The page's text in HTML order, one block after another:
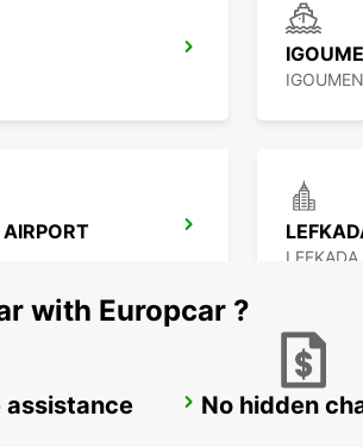
LEFKADA
RESORT
with Europcar ?
assistance No hidden